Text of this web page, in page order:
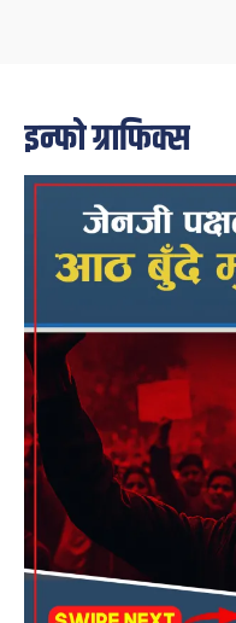
इन्फो ग्राफिक्स